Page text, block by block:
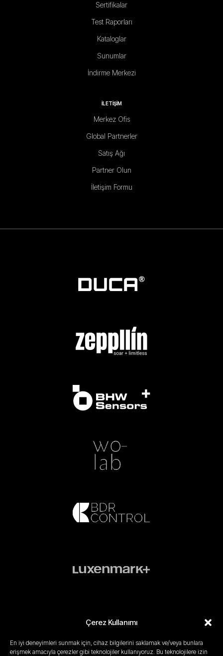
Çerez Kullanımı
En iyi deneyimleri sunmak için, cihaz bilgilerini saklamak ve/veya bunlara
erişmek amacıyla çerezler gibi teknolojiler kullanıyoruz. Bu teknolojilere izin
Sertifikalar
Test Raporları
Kataloglar
Sunumlar
İndirme Merkezi
İLETİŞİM
Merkez Ofis
Global Partnerler
Satış Ağı
Partner Olun
İletişim Formu
Gizlilik PolitikasıYasal UyarıKullanım KoşullarıÇerez Politikası